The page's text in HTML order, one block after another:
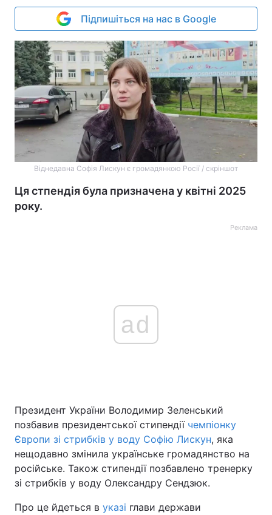
Підпишіться на нас в Google
Віднедавна Софія Лискун є громадянкою Росії / скріншот
Ця стпендія була призначена у квітні 2025
року.
Реклама
ad
Президент України Володимир Зеленський
позбавив президентської стипендії чемпіонку
Європи зі стрибків у воду Софію Лискун, яка
нещодавно змінила українське громадянство на
російське. Також стипендії позбавлено тренерку
зі стрибків у воду Олександру Сендзюк.
Про це йдеться в указі глави держави